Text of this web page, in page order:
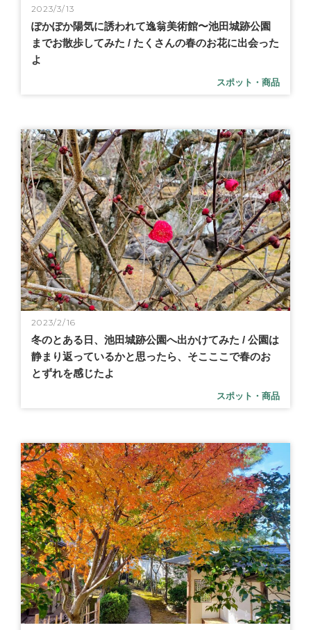
2023/3/13
ぽかぽか陽気に誘われて逸翁美術館〜池田城跡公園
までお散歩してみた / たくさんの春のお花に出会った
よ
スポット・商品
2023/2/16
冬のとある日、池田城跡公園へ出かけてみた / 公園は
静まり返っているかと思ったら、そこここで春のお
とずれを感じたよ
スポット・商品